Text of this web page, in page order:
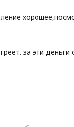
за эти